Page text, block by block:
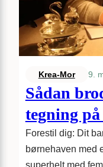
Krea-Mor 9.
Sådan
tegning
Forestil dig: Dit
børnehaven med